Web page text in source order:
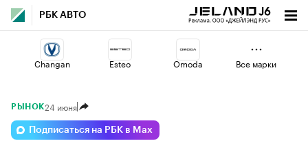
РБК АВТО
Changan Esteo Omoda
Lada
Все марки
РЫНОК24 июня
Подписаться на РБК в Max